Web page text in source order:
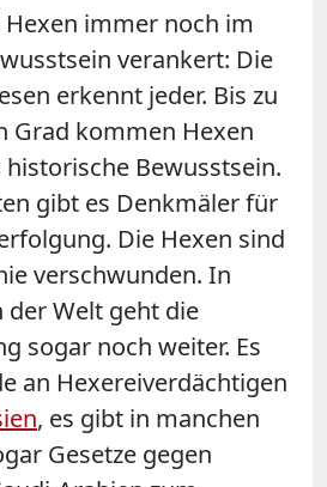
immer noch im
verankert: Die
erkennt jeder. Bis zu
Grad kommen Hexen
Bewusstsein.
gibt es Denkmäler für
Die Hexen sind
verschwunden. In
der Welt geht die
sogar noch weiter. Es
an Hexereiverdächtigen
, es gibt in manchen
Gesetze gegen